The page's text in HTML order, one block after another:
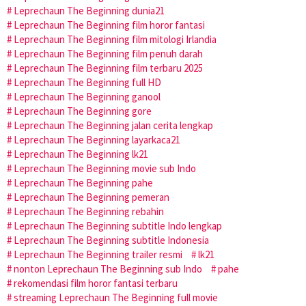
Leprechaun The Beginning dunia21
Leprechaun The Beginning film horor fantasi
Leprechaun The Beginning film mitologi Irlandia
Leprechaun The Beginning film penuh darah
Leprechaun The Beginning film terbaru 2025
Leprechaun The Beginning full HD
Leprechaun The Beginning ganool
Leprechaun The Beginning gore
Leprechaun The Beginning jalan cerita lengkap
Leprechaun The Beginning layarkaca21
Leprechaun The Beginning lk21
Leprechaun The Beginning movie sub Indo
Leprechaun The Beginning pahe
Leprechaun The Beginning pemeran
Leprechaun The Beginning rebahin
Leprechaun The Beginning subtitle Indo lengkap
Leprechaun The Beginning subtitle Indonesia
Leprechaun The Beginning trailer resmi
lk21
nonton Leprechaun The Beginning sub Indo
pahe
rekomendasi film horor fantasi terbaru
streaming Leprechaun The Beginning full movie